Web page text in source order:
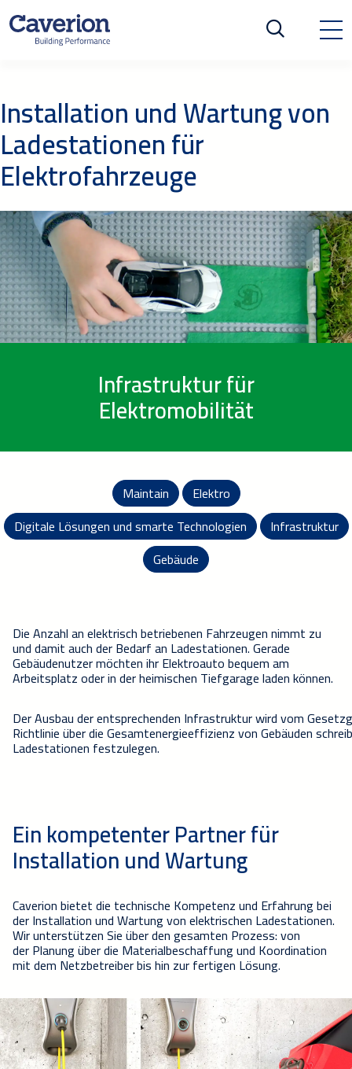
Installation und Wartung von
Ladestationen für
Elektrofahrzeuge
Infrastruktur für
Elektromobilität
Maintain
Elektro
Digitale Lösungen und smarte Technologien
Infrastruktur
Gebäude
Die Anzahl an elektrisch betriebenen Fahrzeugen nimmt zu
und damit auch der Bedarf an Ladestationen.Gerade
Gebäudenutzer möchten ihr Elektroauto bequemam
Arbeitsplatz oder in der heimischen Tiefgarage laden können.
Der Ausbau der entsprechenden Infrastruktur wird vom
Richtlinie über die Gesamtenergieeffizienz von Gebäuden
Ladestationen festzulegen.
Ein kompetenter Partner für
Installation und Wartung
Caverionbietet die technische Kompetenz und Erfahrungbei
der Installation und Wartung von elektrischen Ladestationen.
Wir unterstützen Sieüber dengesamten Prozess: von
derPlanungüber die Materialbeschaffungund Koordination
mit dem Netzbetreiber bis hin zur fertigen Lösung.